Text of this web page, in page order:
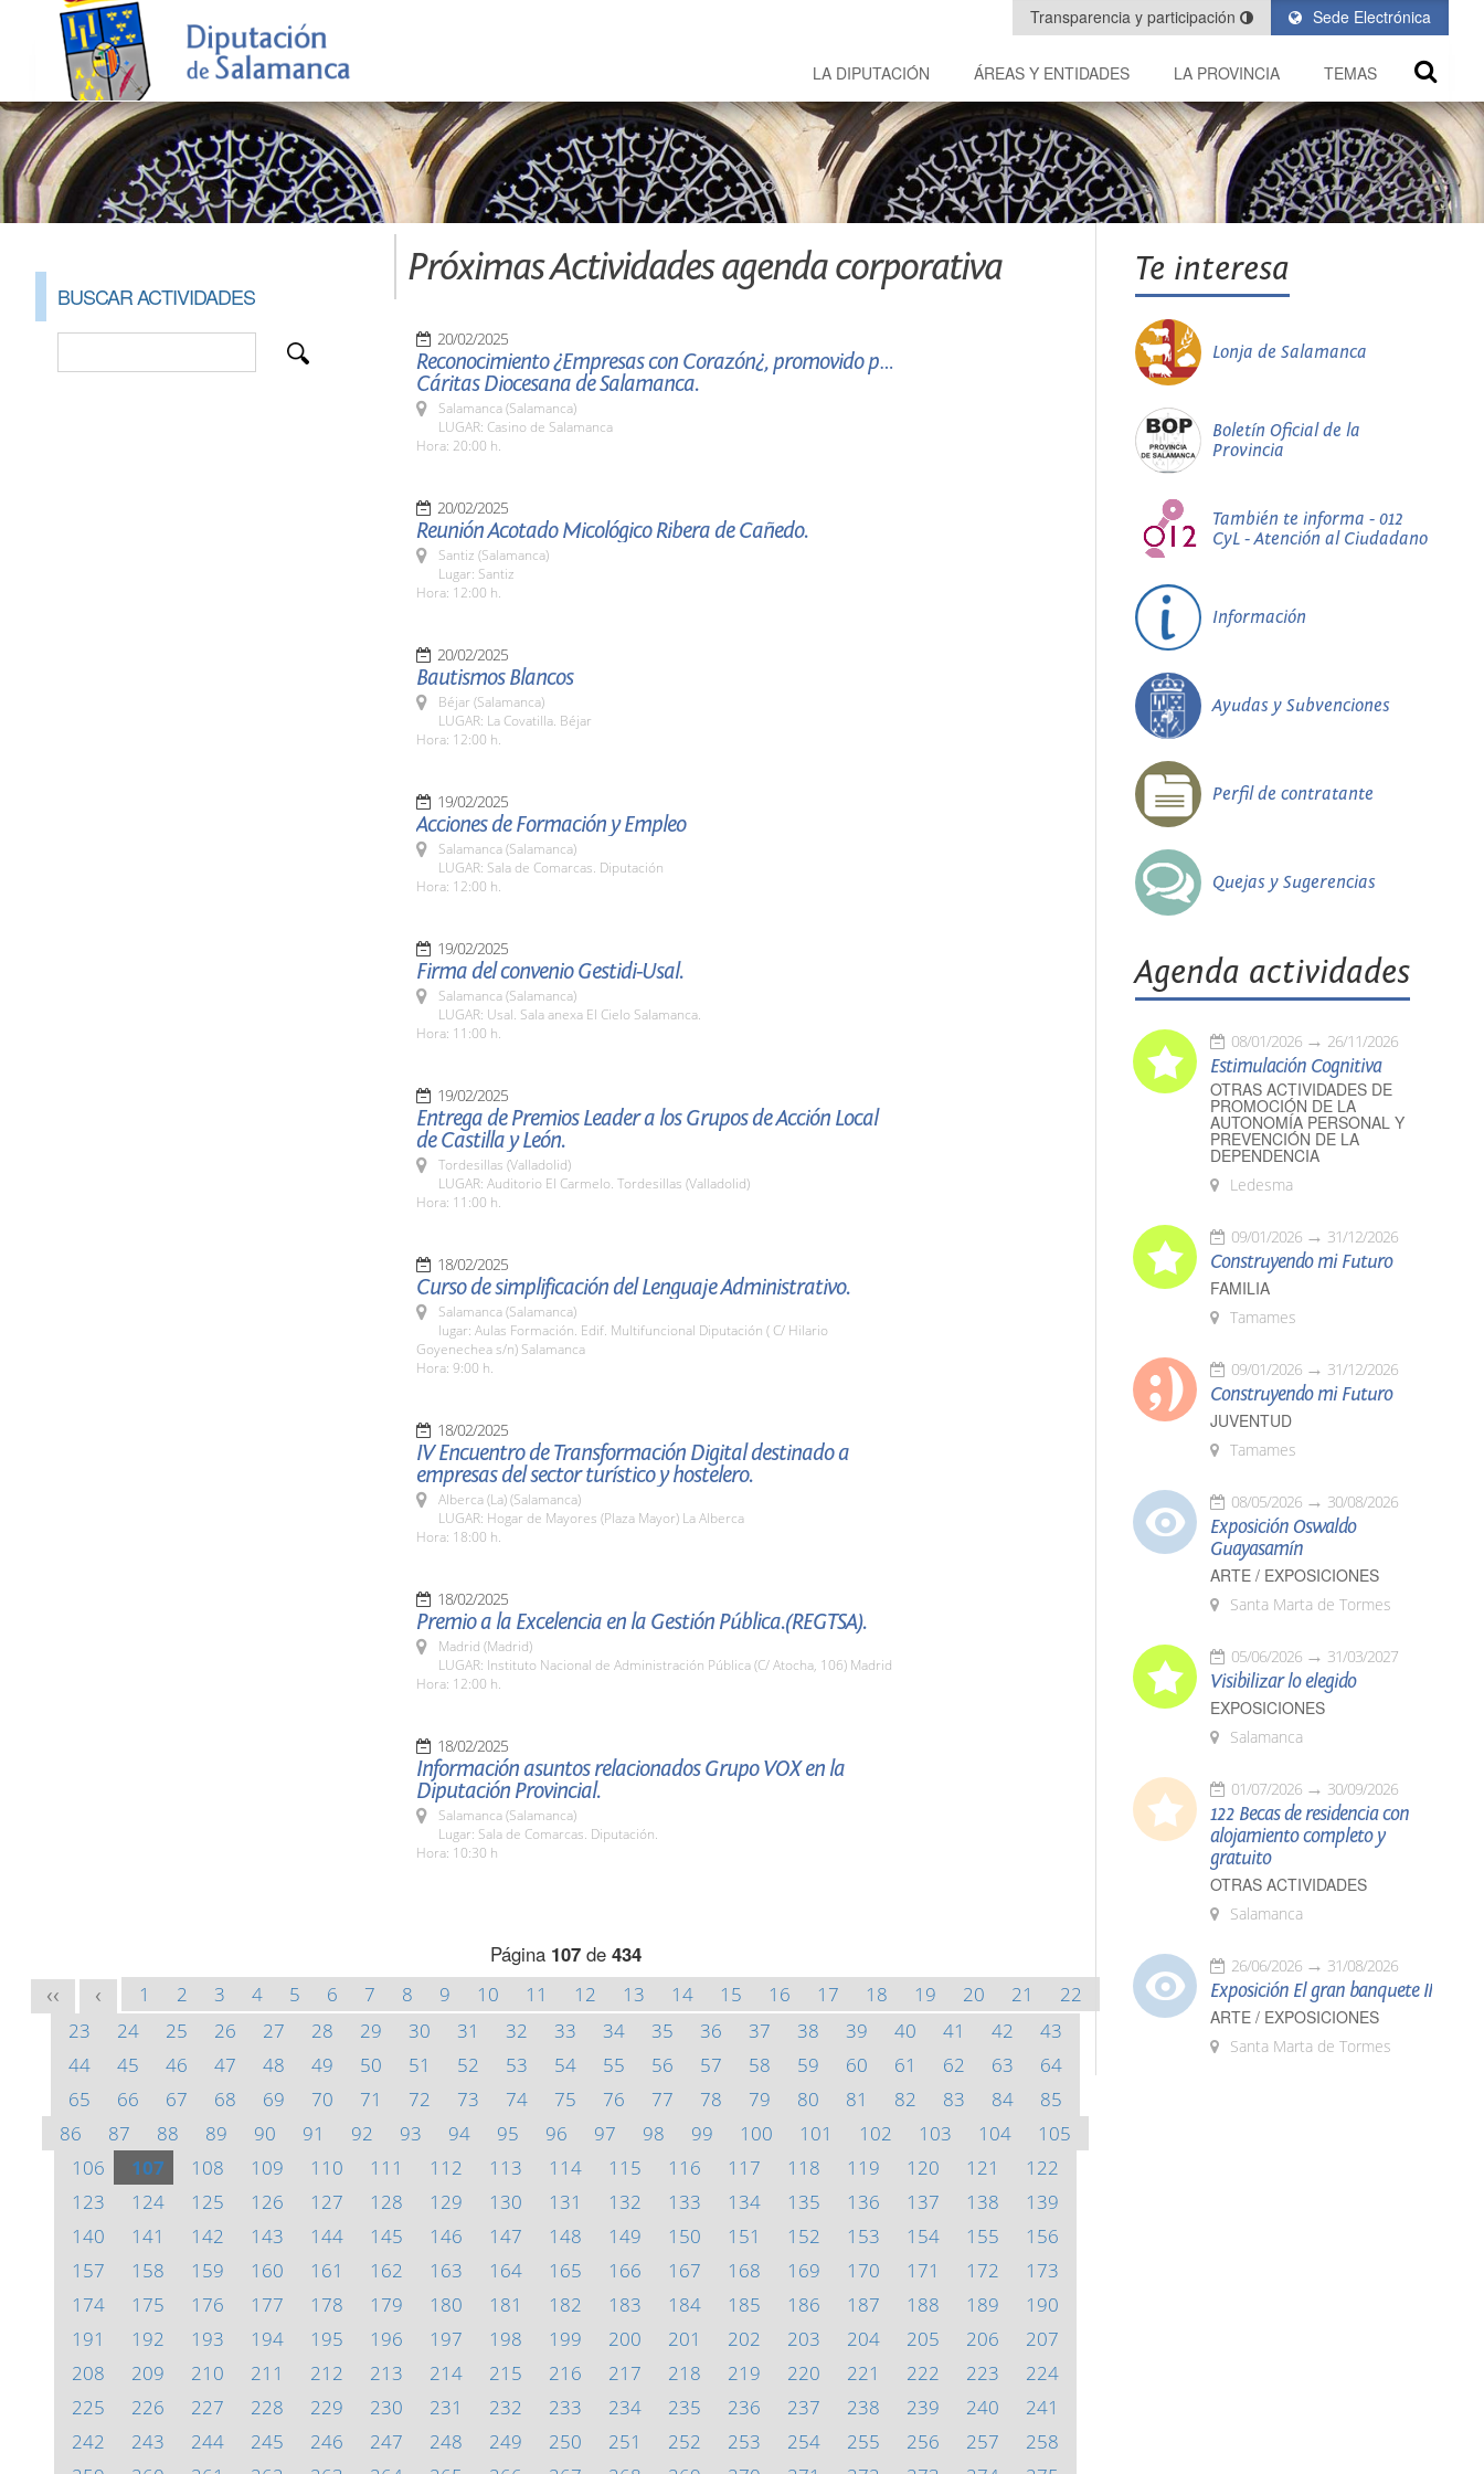
Sede Electrónica
Transparencia y participación
LA DIPUTACIÓN ÁREAS Y ENTIDADES LA PROVINCIA TEMAS
BUSCAR ACTIVIDADES
Próximas Actividades agenda corporativa
20/02/2025
Reconocimiento ¿Empresas con Corazón¿, promovido por
Cáritas Diocesana de Salamanca.
Salamanca (Salamanca)
LUGAR: Casino de Salamanca
Hora: 20:00 h.
20/02/2025
Reunión Acotado Micológico Ribera de Cañedo.
Santiz (Salamanca)
Lugar: Santiz
Hora: 12:00 h.
20/02/2025
Bautismos Blancos
Béjar (Salamanca)
LUGAR: La Covatilla. Béjar
Hora: 12:00 h.
19/02/2025
Acciones de Formación y Empleo
Salamanca (Salamanca)
LUGAR: Sala de Comarcas. Diputación
Hora: 12:00 h.
19/02/2025
Firma del convenio Gestidi-Usal.
Salamanca (Salamanca)
LUGAR: Usal. Sala anexa El Cielo Salamanca.
Hora: 11:00 h.
19/02/2025
Entrega de Premios Leader a los Grupos de Acción Local
de Castilla y León.
Tordesillas (Valladolid)
LUGAR: Auditorio El Carmelo. Tordesillas (Valladolid)
Hora: 11:00 h.
18/02/2025
Curso de simplificación del Lenguaje Administrativo.
Salamanca (Salamanca)
lugar: Aulas Formación. Edif. Multifuncional Diputación ( C/ Hilario
Goyenechea s/n) Salamanca
Hora: 9:00 h.
18/02/2025
IV Encuentro de Transformación Digital destinado a
empresas del sector turístico y hostelero.
Alberca (La) (Salamanca)
LUGAR: Hogar de Mayores (Plaza Mayor) La Alberca
Hora: 18:00 h.
18/02/2025
Premio a la Excelencia en la Gestión Pública.(REGTSA).
Madrid (Madrid)
LUGAR: Instituto Nacional de Administración Pública (C/ Atocha, 106) Madrid
Hora: 12:00 h.
18/02/2025
Información asuntos relacionados Grupo VOX en la
Diputación Provincial.
Salamanca (Salamanca)
Lugar: Sala de Comarcas. Diputación.
Hora: 10:30 h
Página 107de 434
<< < 1 2 3 4 5 6 7 8 9 10 11 12 13 14 15 16 17 18 19 20 21
22
23
24 25 26 27 28 29 30 31 32 33 34 35 36 37 38 39 40 41 42
43
44
45 46 47 48 49 50 51 52 53 54 55 56 57 58 59 60 61 62 63
64
65
66 67 68 69 70 71 72 73 74 75 76 77 78 79 80 81 82 83 84
85
86
87 88 89 90 91 92 93 94 95 96 97 98 99 100 101 102 103 104
105
106
107 108 109 110 111 112 113 114 115 116 117 118 119 120 121
122
123
124 125 126 127 128 129 130 131 132 133 134 135 136 137 138
139
140
141 142 143 144 145 146 147 148 149 150 151 152 153 154 155
156
157
158 159 160 161 162 163 164 165 166 167 168 169 170 171 172
173
174
175 176 177 178 179 180 181 182 183 184 185 186 187 188 189
190
191
192 193 194 195 196 197 198 199 200 201 202 203 204 205 206
207
208
209 210 211 212 213 214 215 216 217 218 219 220 221 222 223
224
225
226 227 228 229 230 231 232 233 234 235 236 237 238 239 240
241
242
243 244 245 246 247 248 249 250 251 252 253 254 255 256 257
258
Te interesa
Lonja de Salamanca
Boletín Oficial de la
Provincia
También te informa - 012
CyL - Atención al Ciudadano
Información
Ayudas y Subvenciones
Perfil de contratante
Quejas y Sugerencias
Agenda actividades
08/01/2026 26/11/2026
Estimulación Cognitiva
OTRAS ACTIVIDADES DE
PROMOCIÓN DE LA
AUTONOMÍA PERSONAL Y
PREVENCIÓN DE LA
DEPENDENCIA
Ledesma
09/01/2026 31/12/2026
Construyendo mi Futuro
FAMILIA
Tamames
09/01/2026 31/12/2026
Construyendo mi Futuro
JUVENTUD
Tamames
08/05/2026 30/08/2026
Exposición Oswaldo
Guayasamín
ARTE / EXPOSICIONES
Santa Marta de Tormes
05/06/2026 31/03/2027
Visibilizar lo elegido
EXPOSICIONES
Salamanca
01/07/2026 30/09/2026
122 Becas de residencia con
alojamiento completo y
gratuito
OTRAS ACTIVIDADES
Salamanca
26/06/2026 31/08/2026
Exposición El gran banquete II
ARTE / EXPOSICIONES
Santa Marta de Tormes